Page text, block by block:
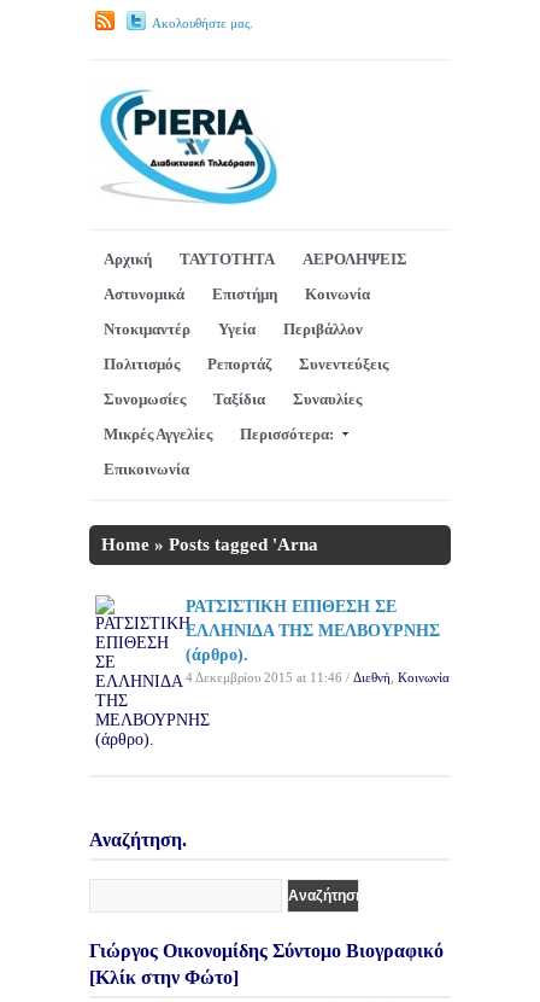
Ακολουθήστε μας.
Αρχική ΤΑΥΤΟΤΗΤΑ
ΑΕΡΟΛΗΨΕΙΣ
Αστυνομικά
Επιστήμη
Κοινωνία
Ντοκιμαντέρ
Υγεία
Περιβάλλον
Πολιτισμός
Ρεπορτάζ
Συνεντεύξεις
Συνομωσίες
Ταξίδια
Συναυλίες
Μικρές Αγγελίες
Περισσότερα:
Επικοινωνία
Home » Posts tagged 'Arna
ΡΑΤΣΙΣΤΙΚΗ ΕΠΙΘΕΣΗ ΣΕ
ΕΛΛΗΝΙΔΑ ΤΗΣ ΜΕΛΒΟΥΡΝΗΣ
(άρθρο).
4 Δεκεμβρίου 2015 at 11:46 / Διεθνή Κοινωνία
Αναζήτηση.
Γιώργος Οικονομίδης Σύντομο Βιογραφικό
[Κλίκ στην Φώτο]